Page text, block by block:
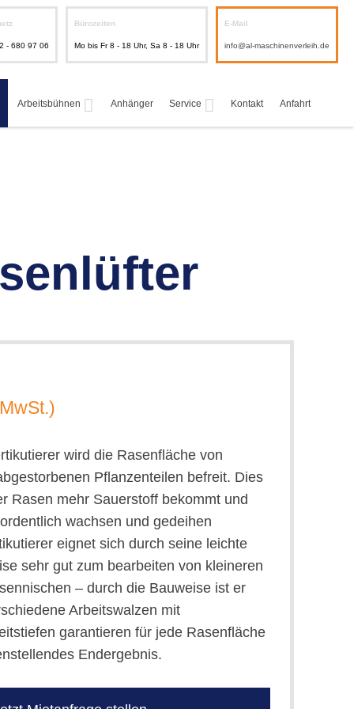
- 680 97 06
Bürozeiten
Mo bis Fr 8 - 18 Uhr, Sa 8 - 18 Uhr
E-Mail
info@al-maschinenverleih.de
Arbeitsbühnen Anhänger Service Kontakt Anfahrt
wird die Rasenfläche von
Pflanzenteilen befreit. Dies
Rasen mehr Sauerstoff bekommt und
wachsen und gedeihen
eignet sich durch seine leichte
sehr gut zum bearbeiten von kleineren
– durch die Bauweise ist er
Arbeitswalzen mit
garantieren für jede Rasenfläche
Endergebnis.